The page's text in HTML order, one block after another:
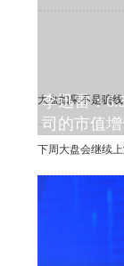
大盘如果不是骗
下周大盘会继续
李迅雷：
司的市值
李迅雷：A股
为7.5%，远
李迅雷：科